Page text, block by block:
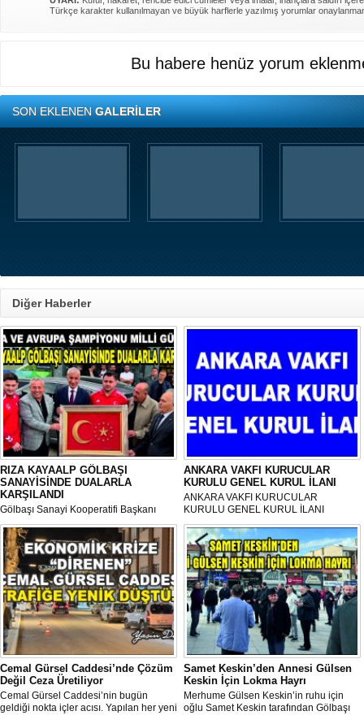
Türkçe karakter kullanılmayan ve büyük harflerle yazılmış yorumlar
Bu habere henüz yorum
SON EKLENENGALERİLER
Diğer Haberler
RIZA KAYAALP GÖLBAŞI
SANAYİSİNDE DUALARLA
KARŞILANDI
Gölbaşı Sanayi Kooperatifi Başkanı
Mehmet Aktay öncülüğünde, sanayi
esnafı adına düzenlenen anlamlı anma
programı Sanayi Camii’nde yoğun
katılımla gerçekleştirildi.
ANKARA VAKFI KURUCULAR
KURULU GENEL KURUL İLANI
ANKARA VAKFI KURUCULAR
KURULU GENEL KURUL İLANI
Cemal Gürsel Caddesi’nde Çözüm
Değil Ceza Üretiliyor
Cemal Gürsel Caddesi’nin bugün
geldiği nokta içler acısı. Yapılan her yeni
Samet Keskin’den Annesi Gülsen
Keskin İçin Lokma Hayrı
Merhume Gülsen Keskin’in ruhu için
oğlu Samet Keskin tarafından Gölbaşı